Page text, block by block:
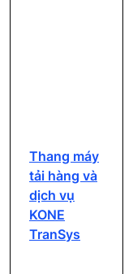
Thang máy
tải hàng và
dịch vụ
KONE
TranSys